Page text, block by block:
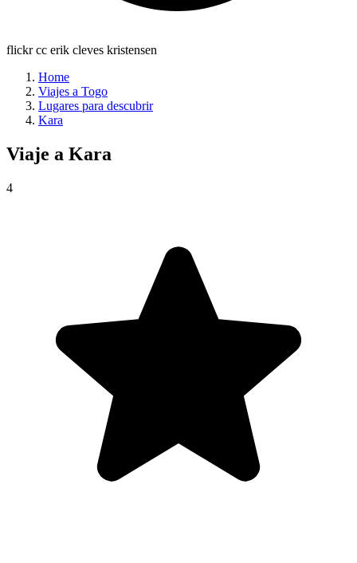
flickr cc erik cleves kristensen
Home
Viajes a Togo
Lugares para descubrir
Kara
Viaje a Kara
4